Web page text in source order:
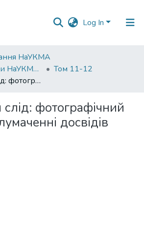
Log In
НаУКМА
Наукові записки НаУКМА. Філософія та релігієзнавство
Том 11-12
Оживлений слід: фотографічний образ у витлумаченні досвідів болю
фотографічний
досвідів